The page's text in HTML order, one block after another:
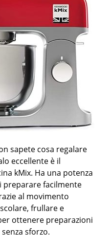
sapete cosa regalare
eccellente è il
kMix. Ha una potenza
preparare facilmente
al movimento
frullare e
ottenere preparazioni
sforzo.